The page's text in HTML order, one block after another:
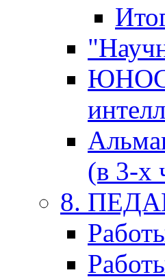
(в 3-х
8.